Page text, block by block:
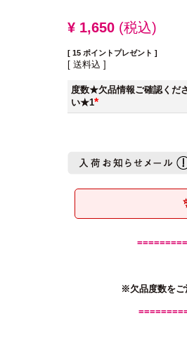
¥ 1,650 税込
[ 15 ポイントプレゼント ]
送料込
度数★欠品情報ご確認くだ
い★1
(必
※欠品度数をご